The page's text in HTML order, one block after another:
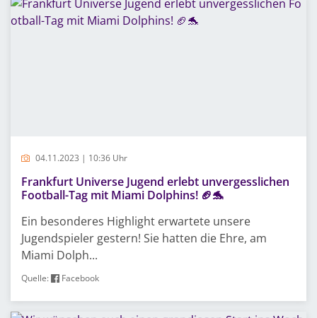
04.11.2023 | 10:36 Uhr
Frankfurt Universe Jugend erlebt unvergesslichen
Football-Tag mit Miami Dolphins! 🏈🐬
Ein besonderes Highlight erwartete unsere
Jugendspieler gestern! Sie hatten die Ehre, am
Miami Dolph...
Quelle: Facebook